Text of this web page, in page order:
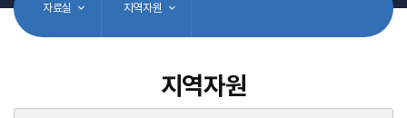
자료실 지역자원
지역자원